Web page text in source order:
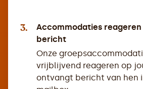
3.
Accommodaties
bericht
Onze
vrijblijvend reageren op
ontvangt bericht van hen